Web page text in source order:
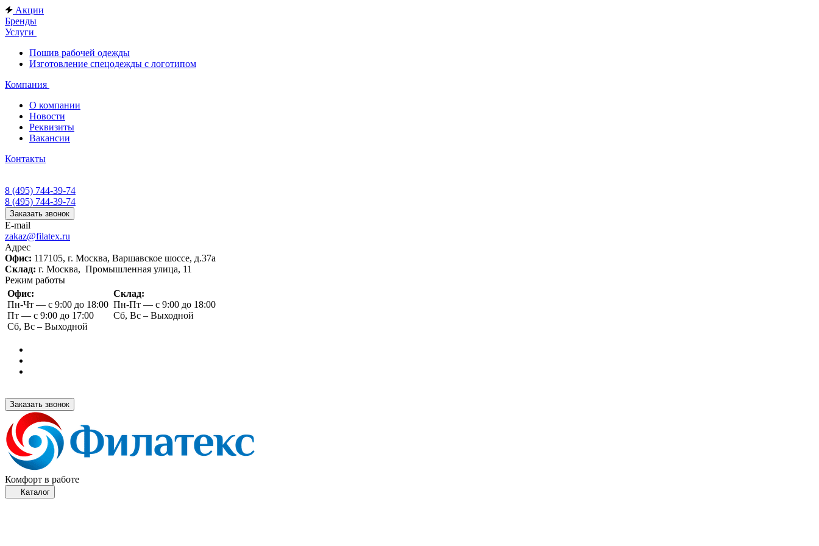
Акции
Бренды
Услуги
Пошив рабочей одежды
Изготовление спецодежды с логотипом
Компания
О компании
Новости
Реквизиты
Вакансии
Контакты
8 (495) 744-39-74
8 (495) 744-39-74
Заказать звонок
E-mail
zakaz@filatex.ru
Адрес
Офис: 117105, г. Москва, Варшавское шоссе, д.37а
Склад: г. Москва, Промышленная улица, 11
Режим работы
Офис:
Пн-Чт — с 9:00 до 18:00
Пт — с 9:00 до 17:00
Сб, Вс – Выходной
Склад:
Пн-Пт — с 9:00 до 18:00
Сб, Вс – Выходной
Заказать звонок
Комфорт в работе
Каталог